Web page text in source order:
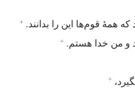
همهٔ قوم‌ها این را بدانند.‏ +
و من خدا هستم.‏ +
+